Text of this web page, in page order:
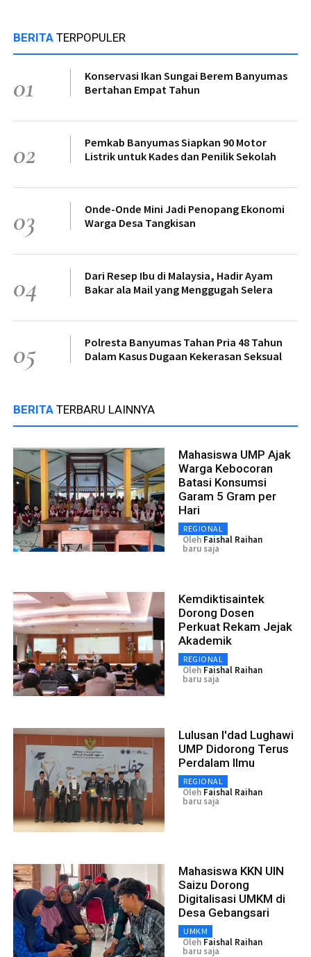
BERITA TERPOPULER
01
Konservasi Ikan Sungai Berem Banyumas
Bertahan Empat Tahun
02
Pemkab Banyumas Siapkan 90 Motor
Listrik untuk Kades dan Penilik Sekolah
03
Onde-Onde Mini Jadi Penopang Ekonomi
Warga Desa Tangkisan
04
Dari Resep Ibu di Malaysia, Hadir Ayam
Bakar ala Mail yang Menggugah Selera
05
Polresta Banyumas Tahan Pria 48 Tahun
Dalam Kasus Dugaan Kekerasan Seksual
BERITA TERBARU LAINNYA
Mahasiswa UMP Ajak
Warga Kebocoran
Batasi Konsumsi
Garam 5 Gram per
Hari
REGIONAL
Oleh Faishal Raihan
baru saja
Kemdiktisaintek
Dorong Dosen
Perkuat Rekam Jejak
Akademik
REGIONAL
Oleh Faishal Raihan
baru saja
Lulusan I'dad Lughawi
UMP Didorong Terus
Perdalam Ilmu
REGIONAL
Oleh Faishal Raihan
baru saja
Mahasiswa KKN UIN
Saizu Dorong
Digitalisasi UMKM di
Desa Gebangsari
UMKM
Oleh Faishal Raihan
baru saja